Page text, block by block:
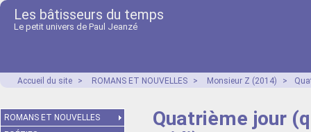
Les bâtisseurs du temps
Le petit univers de Paul Jeanzé
Accueil du site > ROMANS ET NOUVELLES > Monsieur Z (2014) >
Quatrième jour
ROMANS ET NOUVELLES